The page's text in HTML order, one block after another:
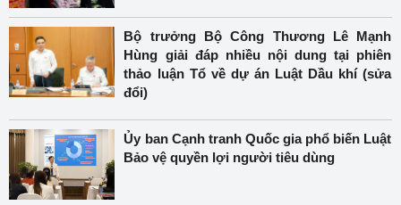
Bộ trưởng Bộ Công Thương Lê Mạnh
Hùng giải đáp nhiều nội dung tại phiên
thảo luận Tổ về dự án Luật Dầu khí (sửa
đổi)
Ủy ban Cạnh tranh Quốc gia phổ biến Luật
Bảo vệ quyền lợi người tiêu dùng